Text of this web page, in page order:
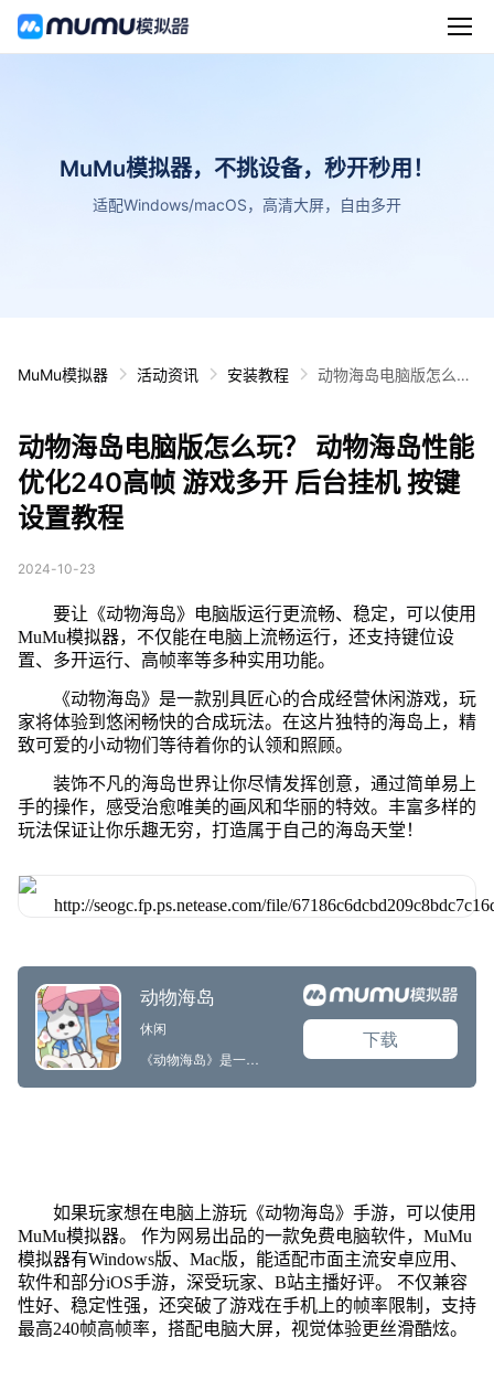
MuMu模拟器，不挑设备，秒开秒用！
适配Windows/macOS，高清大屏，自由多开
MuMu模拟器 活动资讯 安装教程
动物海岛电脑版怎么
台挂机 按键设置教程
动物海岛电脑版怎么玩？ 动物海岛性能
优化240高帧 游戏多开 后台挂机 按键
设置教程
2024-10-23
要让《动物海岛》电脑版运行更流畅、稳定，可以使用
MuMu模拟器，不仅能在电脑上流畅运行，还支持键位设
置、多开运行、高帧率等多种实用功能。
《动物海岛》是一款别具匠心的合成经营休闲游戏，玩
家将体验到悠闲畅快的合成玩法。在这片独特的海岛上，精
致可爱的小动物们等待着你的认领和照顾。
装饰不凡的海岛世界让你尽情发挥创意，通过简单易上
手的操作，感受治愈唯美的画风和华丽的特效。丰富多样的
玩法保证让你乐趣无穷，打造属于自己的海岛天堂！
如果玩家想在电脑上游玩《动物海岛》手游，可以使用
MuMu模拟器。 作为网易出品的一款免费电脑软件，MuMu
模拟器有Windows版、Mac版，能适配市面主流安卓应用、
软件和部分iOS手游，深受玩家、B站主播好评。 不仅兼容
性好、稳定性强，还突破了游戏在手机上的帧率限制，支持
最高240帧高帧率，搭配电脑大屏，视觉体验更丝滑酷炫。